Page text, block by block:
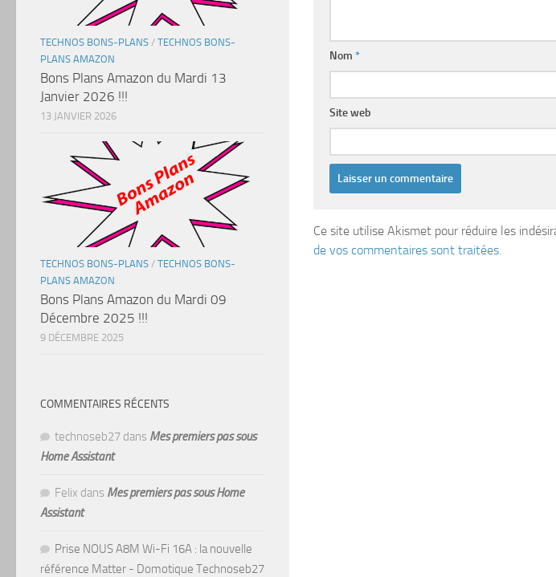
Nom *
Site web
Ce site utilise Akismet pour réduire les
de vos commentaires sont traitées
TECHNOS BONS-PLANS / TECHNOS BONS-
PLANS AMAZON
Bons Plans Amazon du Mardi 13
Janvier 2026 !!!
13 JANVIER 2026
TECHNOS BONS-PLANS / TECHNOS BONS-
PLANS AMAZON
Bons Plans Amazon du Mardi 09
Décembre 2025 !!!
9 DÉCEMBRE 2025
COMMENTAIRES RÉCENTS
technoseb27 dans Mes premiers pas sous
Home Assistant
Felix dans Mes premiers pas sous Home
Assistant
Prise NOUS A8M Wi-Fi 16A : la nouvelle
référence Matter - Domotique Technoseb27